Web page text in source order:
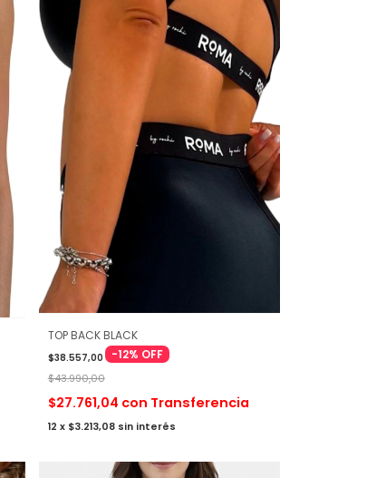
TOP BACK BLACK
$38.557,00 -12% OFF
$43.990,00
$27.761,04 con Transferencia
12 x $3.213,08 sin interés